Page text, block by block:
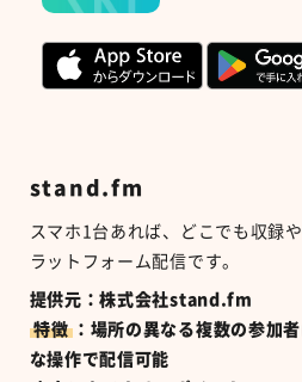
stand.fm
スマホ 1 台あれば、どこでも収録
ラットフォーム配信です。
提供元：株式会社stand.fm
特徴 ：場所の異なる複数の参加
な操作で配信可能